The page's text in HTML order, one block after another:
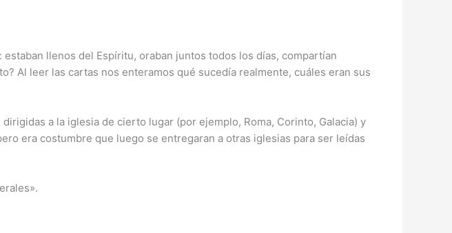
llenos del Espíritu, oraban juntos todos los días, compartían
Al leer las cartas nos enteramos qué sucedía realmente, cuáles eran sus
a la iglesia de cierto lugar (por ejemplo, Roma, Corinto, Galacia) y
era costumbre que luego se entregaran a otras iglesias para ser leídas